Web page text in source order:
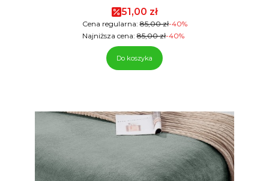
Cena promocyjna
51,00 zł
Cena regularna: 85,00 zł-40%
Najniższa cena: 85,00 zł-40%
Do koszyka